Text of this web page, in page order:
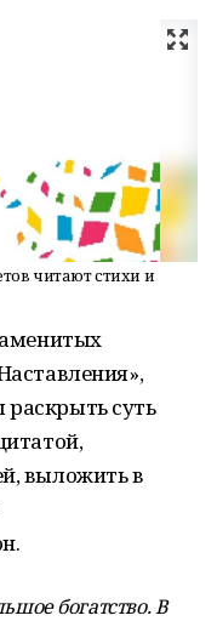
читают стихи и
суть
выложить в
богатство. В